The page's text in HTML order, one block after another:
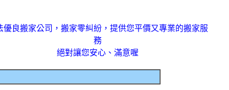
優良搬家公司，搬家零糾紛，提供您平價又專業的搬家服
務
絕對讓您安心、滿意喔